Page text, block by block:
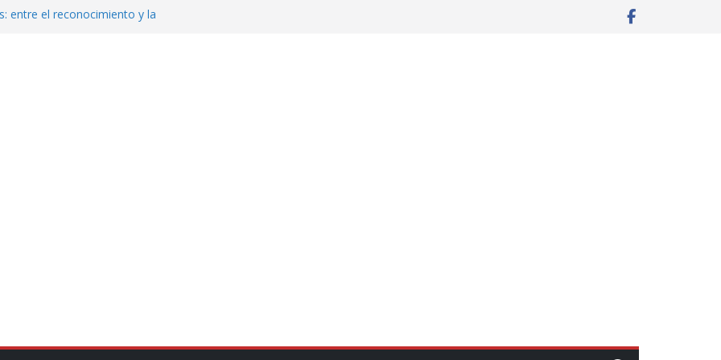
entre el reconocimiento y la
punzante a cuatro hombres